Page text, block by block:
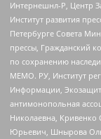
Интернешнл-Р, Центр
Институт развития
Петербурге Совета
прессы, Гражданский
по сохранению
МЕМО. РУ, Институт
Информации,
антимонопольная
Николаевна, Кривенко
Юрьевич, Шнырова